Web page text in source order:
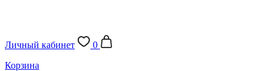
Личный кабинет
0
Корзина